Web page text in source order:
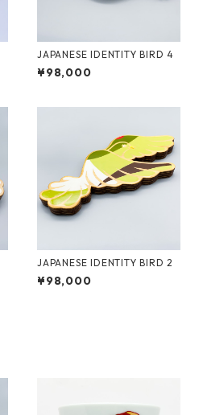
JAPANESE IDENTITY BIRD 4
¥98,000
JAPANESE IDENTITY BIRD 2
¥98,000